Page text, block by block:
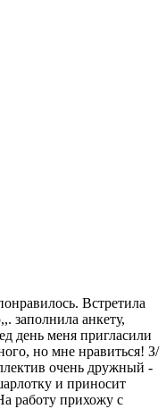
Встретила
заполнила анкету,
день меня пригласили
но мне нравиться! З/
очень дружный -
и приносит
работу прихожу с